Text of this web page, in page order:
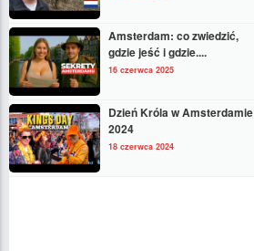
Amsterdam: co zwiedzić,
gdzie jeść i gdzie....
16 czerwca 2025
Dzień Króla w Amsterdamie
2024
18 czerwca 2024